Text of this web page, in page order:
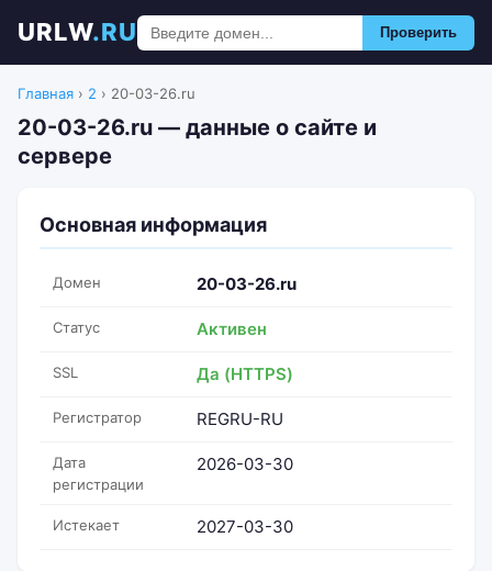
URLW.RU Проверить
Главная › 2 › 20-03-26.ru
20-03-26.ru — данные о сайте и
сервере
Основная информация
Домен 20-03-26.ru
Статус Активен
SSL Да (HTTPS)
Регистратор REGRU-RU
Дата
регистрации
2026-03-30
Истекает 2027-03-30